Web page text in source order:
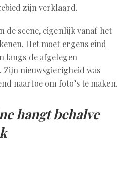
zijn verklaard.
de scene, eigenlijk vanaf het
Het moet ergens eind
langs de afgelegen
nieuwsgierigheid was
naartoe om foto’s te maken.
hangt behalve